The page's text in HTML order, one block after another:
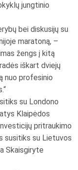
jungtinio
bei diskusijų su
maratoną, –
žengs į kitą
iškart dviejų
nuo profesinio
su Londono
Klaipėdos
pritraukimo
susitiks su Lietuvos
Skaisgiryte